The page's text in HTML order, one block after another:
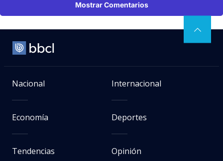
Mostrar Comentarios
Nacional Internacional
Economía Deportes
Tendencias Opinión